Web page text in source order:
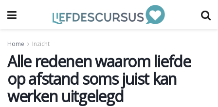
Home Inzicht
Alle redenen waarom liefde
op afstand soms juist kan
werken uitgelegd